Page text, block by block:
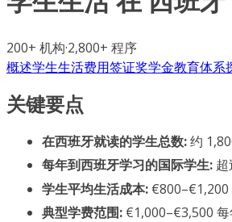
200+ 机构·2,800+ 程序
概述学生生活费用签证奖学金教育体系
关键要点
在西班牙就读的学生总数:约
每年到西班牙学习的国际学生:
学生平均生活成本: €800–€1,200
典型学费范围: €1,000–€3,500 每